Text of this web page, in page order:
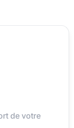
de votre